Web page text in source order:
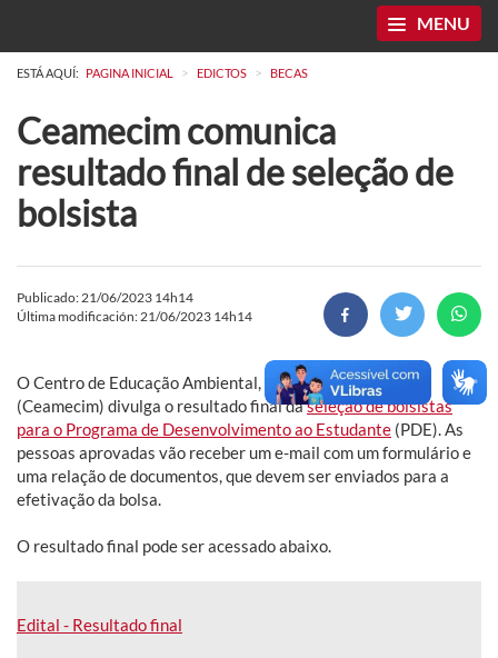
MENU
ESTÁ AQUÍ: PAGINA INICIAL > EDICTOS > BECAS
Ceamecim comunica
resultado final de seleção de
bolsista
Publicado: 21/06/2023 14h14
Última modificación: 21/06/2023 14h14
O Centro de Educação Ambiental, Ciências e Matemática
(Ceamecim) divulga o resultado final daseleção de bolsistas
para o Programa de Desenvolvimento ao Estudante (PDE). As
pessoas aprovadas vão receber um e-mail com um formulário e
uma relação de documentos, que devem ser enviados para a
efetivação da bolsa.
O resultado final pode ser acessado abaixo.
Edital - Resultado final